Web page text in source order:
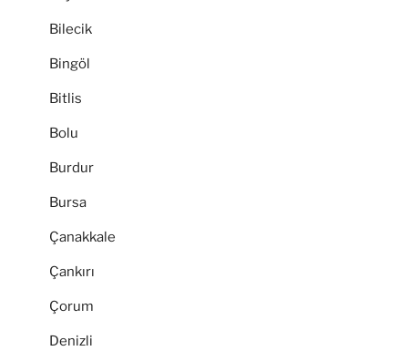
Bilecik
Bingöl
Bitlis
Bolu
Burdur
Bursa
Çanakkale
Çankırı
Çorum
Denizli